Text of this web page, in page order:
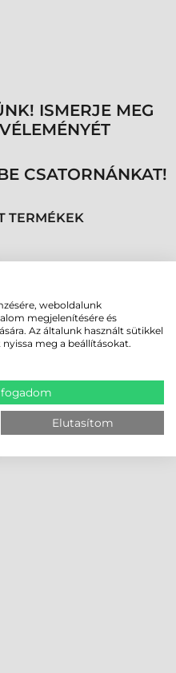
ISMERJE MEG
CSATORNÁNKAT!
TERMÉKEK
weboldalunk
megjelenítésére és
Az általunk használt sütikkel
meg a beállításokat.
Elutasítom